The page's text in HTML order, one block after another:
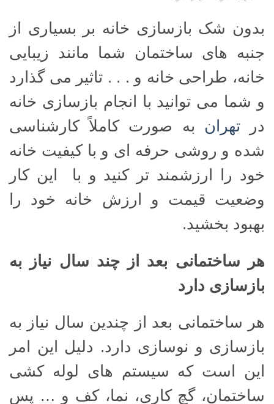
بدون شک بازسازی خانه بر بسیاری از
جنبه های ساختمان شما مانند زیبایی
خانه، طراحی خانه و . . . تاثیر می گذارد
و شما می توانید با انجام بازسازی خانه
درتهران به صورت کاملاً کارشناسی
شده و روشی حرفه ای و با کیفیت خانه
خود را ارزشمند تر کنید و با این کار
وضعیت قیمت و ارزش خانه خود را
بهبود بخشید.
هر ساختمانی بعد از چند سال نیاز به
بازسازی دارد
هر ساختمانی بعد از چندین سال نیاز به
بازسازی و نوسازی دارد. دلیل این امر
این است که سیستم های لوله کشی
ساختمان، گچ کاری، نما، کف و … پس